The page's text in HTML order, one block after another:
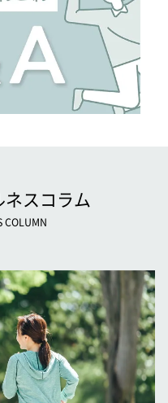
ネスコラム
COLUMN